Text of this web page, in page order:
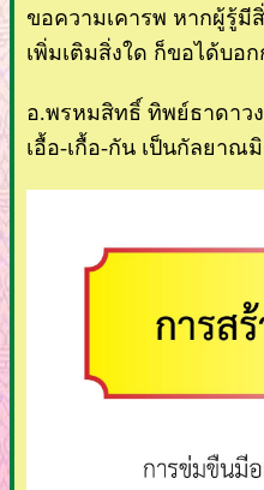
ขอความเคารพ หากผู้รู้
เพิ่มเติมสิ่งใด ก็ขอได้บอ
อ.พรหมสิทธิ์ ทิพย์ธาดาว
เอื้อ-เกื้อ-กัน เป็นกัลยา